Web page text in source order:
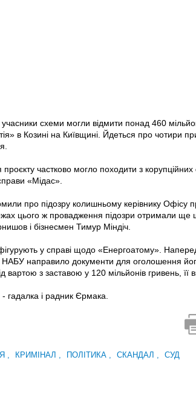
схеми могли відмити понад 460
в Козині на Київщині. Йдеться про чотири
частково могло походити з
«Мідас».
про підозру колишньому керівнику Офісу
цього ж провадження підозри отримали ще
і бізнесмен Тимур Міндіч.
у справі щодо «Енергоатому».
НАБУ направило документи для оголошення
з заставою у 120 мільйонів гривень, її
- гадалка і радник Єрмака.
КРИМІНАЛ ПОЛІТИКА СКАНДАЛ СУД